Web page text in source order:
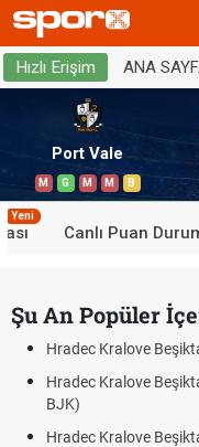
Hızlı Erişim ANA
Port Vale
M G M M B
Yeni
Canlı Puan
Şu An Popüler
Hradec Kralove
Hradec Kralove
BJK)
Hradec Kralove